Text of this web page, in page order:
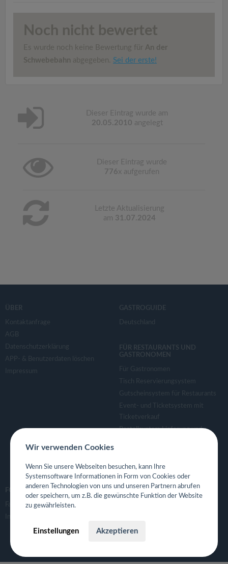
Noch nicht bewertet
Es wurde noch keine Bewertung für An der
Schwebebahn abgegeben. Sei der erste!
Dieser Eintrag wurde am
20.05.2010 angelegt
Dieser Eintrag wurde
776x aufgerufen
Letzte Aktualisierung
am 31.07.2024
ÜBER
Kontaktanfrage
AGB
Datenschutzerklärung
APP- & Benutzerdaten löschen
Impressum
GASTROGUIDE
Deutschland
FÜR RESTAURANTS UND
GASTRONOMEN
Für Gastronomen
Tisch Reservierungsystem
Gutscheinsystem für Restaurants
Event- und Ticketsystem mit
Ticketverkauf
Bestellsystem Lieferung und
Eigene App für Restaurant
FOLGE UNS
Facebook
Instagram
Wir verwenden Cookies
Wenn Sie unsere Webseiten besuchen, kann Ihre
Systemsoftware Informationen in Form von Cookies oder
anderen Technologien von uns und unseren Partnern abrufen
oder speichern, um z.B. die gewünschte Funktion der Website
zu gewährleisten.
Einstellungen Akzeptieren